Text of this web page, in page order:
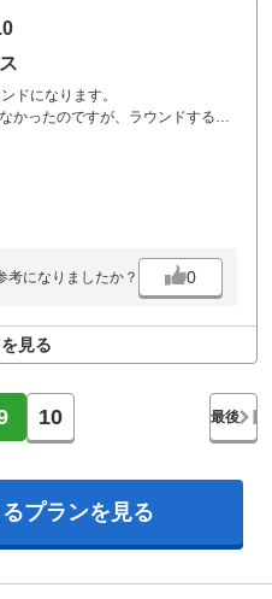
ドになります。
かったのですが、ラウンドする度
います。
ョートもありました。バンカーも
い場所も多く、良いスコアが出や
考になりましたか？ 0
見る
10 最後
プランを見る